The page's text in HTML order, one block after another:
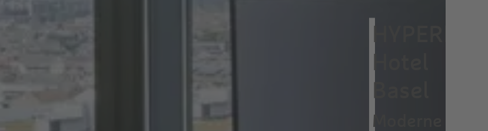
Moderne